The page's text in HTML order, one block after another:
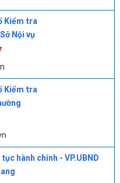
Kiểm tra
Nội vụ
Kiểm tra
hành chính - VP.UBND